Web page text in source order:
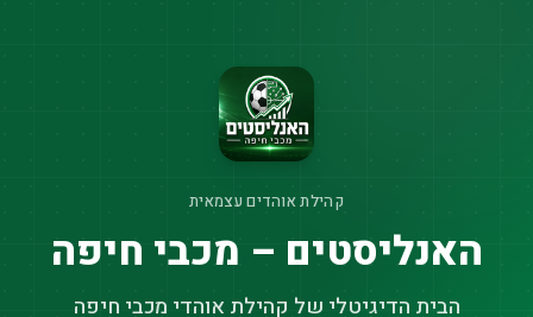
קהילת אוהדים עצמאית
האנליסטים – מכבי חיפה
הבית הדיגיטלי של קהילת אוהדי מכבי חיפה